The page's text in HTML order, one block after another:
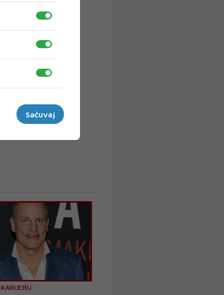
Sačuvaj